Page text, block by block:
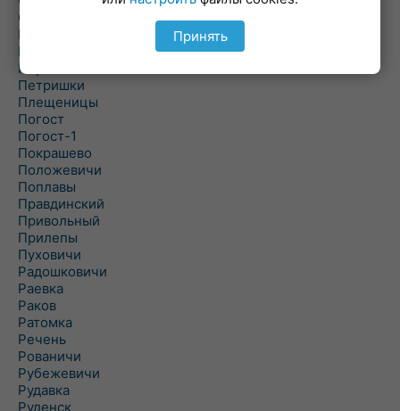
Острошицкий Городок
Пасека
Пастовичи
Першаи
Петришки
Плещеницы
Погост
Погост-1
Покрашево
Положевичи
Поплавы
Правдинский
Привольный
Прилепы
Пуховичи
Радошковичи
Раевка
Раков
Ратомка
Речень
Рованичи
Рубежевичи
Рудавка
Руденск
Принять